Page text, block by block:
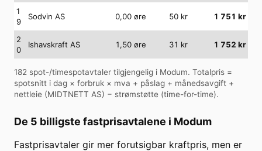
1
9
Sodvin AS 0,00 øre 50 kr 1 751 kr
2
0
Ishavskraft AS 1,50 øre 31 kr 1 752 kr
182 spot-/timespotavtaler tilgjengelig i Modum. Totalpris =
spotsnitt i dag × forbruk × mva + påslag + månedsavgift +
nettleie (MIDTNETT AS) − strømstøtte (time-for-time).
De 5 billigste fastprisavtalene i Modum
Fastprisavtaler gir mer forutsigbar kraftpris, men er